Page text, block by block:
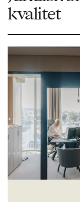
kvalitet